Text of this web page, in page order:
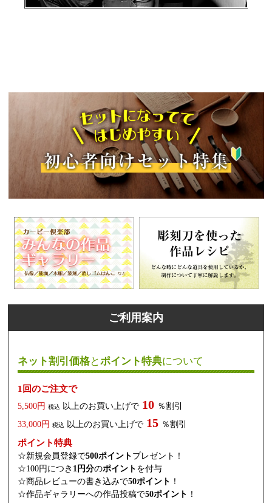
ご利用案内
ネット割引価格とポイント特典について
1回のご注文で
5,500円 税込 以上のお買い上げで 10 ％割引
33,000円 税込 以上のお買い上げで 15 ％割引
ポイント特典
☆新規会員登録で500ポイント プレゼント！
☆100円につき 1円分のポイント を付与
☆商品レビューの書き込みで50ポイント ！
☆作品ギャラリーへの作品投稿で50ポイント ！